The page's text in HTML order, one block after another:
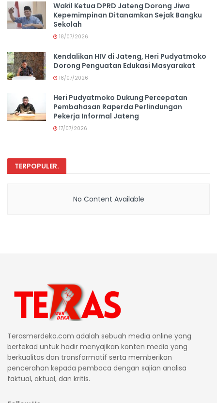
Wakil Ketua DPRD Jateng Dorong Jiwa
Kepemimpinan Ditanamkan Sejak Bangku
Sekolah
18/07/2026
Kendalikan HIV di Jateng, Heri Pudyatmoko
Dorong Penguatan Edukasi Masyarakat
18/07/2026
Heri Pudyatmoko Dukung Percepatan
Pembahasan Raperda Perlindungan
Pekerja Informal Jateng
17/07/2026
TERPOPULER.
No Content Available
Terasmerdeka.com adalah sebuah media online yang
bertekad untuk hadir menyajikan konten media yang
berkualitas dan transformatif serta memberikan
pencerahan kepada pembaca dengan sajian analisa
faktual, aktual, dan kritis.